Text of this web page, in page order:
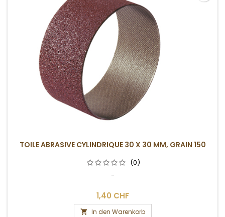
TOILE ABRASIVE CYLINDRIQUE 30 X 30 MM, GRAIN 150
(0)
-
1,40 CHF
 In den Warenkorb